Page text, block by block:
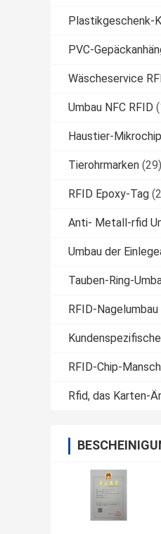
Plastikgeschenk-
PVC-
Wäscheservice
Umbau NFC RFID
Haustier-
Tierohrmarken (29)
RFID Epoxy-Tag
Anti- Metall-rfid
Umbau der
Tauben-Ring-
RFID-Nagelumbau
RFID-Chip-
Rfid, das Karten-